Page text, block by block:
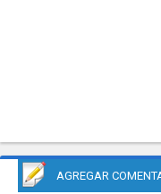
AGREGAR